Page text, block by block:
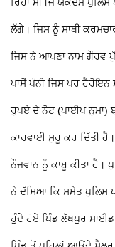
ਲੱਗੇ। ਜਿਸ ਨੂੰ ਸਾਥੀ
ਜਿਸ ਨੇ ਆਪਣਾ ਨਾਮ ਗੌਰਵ
ਪਾਸੋਂ ਪੰਨੀ ਜਿਸ ਪਰ
ਰੁਪਏ ਦੇ ਨੋਟ (ਪਾਈਪ ਨੁਮਾ)
ਕਾਰਵਾਈ ਸੁਰੂ ਕਰ ਦਿੱਤੀ
ਨੌਜਵਾਨ ਨੂੰ ਕਾਬੂ ਕੀਤਾ ਹੈ।
ਨੇ ਦੱਸਿਆ ਕਿ ਸਮੇਤ ਪੁਲਿਸ
ਹੁੰਦੇ ਹੋਏ ਪਿੰਡ ਲੱਖਪੁਰ ਸਾਈਡ